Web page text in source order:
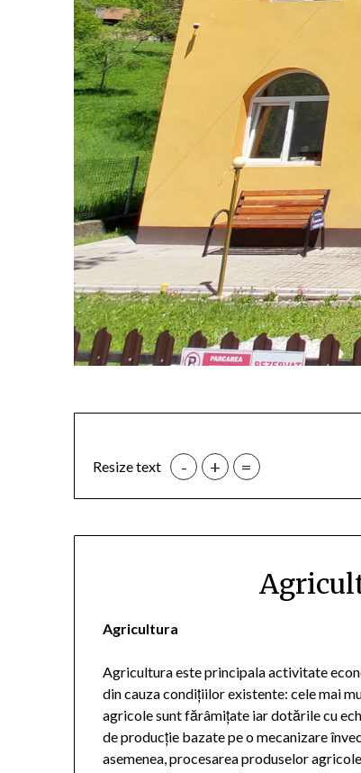
Resize text - + =
Agricultura
Agricultura este principala activitate
din cauza condițiilor existente: cele mai
agricole sunt fărâmițate iar dotările cu
de producție bazate pe o mecanizare
asemenea, procesarea produselor